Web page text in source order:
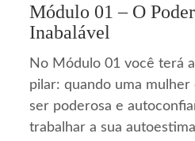
Módulo 01 – O
Inabalável
No Módulo 01 você terá
pilar: quando uma
ser poderosa e
trabalhar a sua